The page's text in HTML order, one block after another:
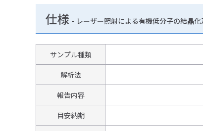
仕様 - レーザー照射による有機低分子の結晶
サンプル種類
解析法
報告内容
目安納期